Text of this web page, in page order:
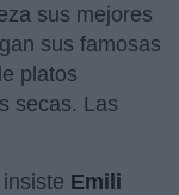
sus mejores
sus famosas
platos
secas. Las
Emili